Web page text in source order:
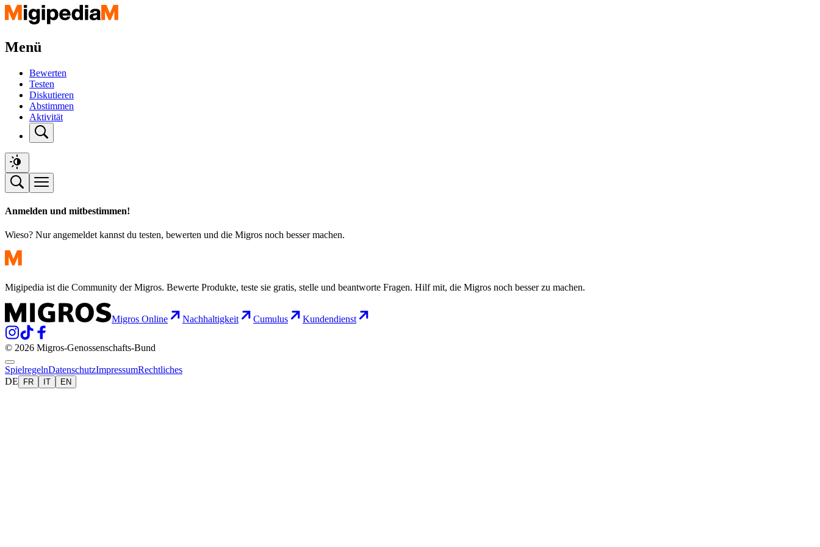
Menü
Bewerten
Testen
Diskutieren
Abstimmen
Aktivität
Anmelden und mitbestimmen!
Wieso? Nur angemeldet kannst du testen, bewerten und die Migros noch besser machen.
Migipedia ist die Community der Migros. Bewerte Produkte, teste sie gratis, stelle und beantworte Fragen. Hilf mit, die Migros noch besser zu machen.
Migros Online Nachhaltigkeit Cumulus Kundendienst
© 2026 Migros-Genossenschafts-Bund
SpielregelnDatenschutzImpressumRechtliches
DE
FR IT EN